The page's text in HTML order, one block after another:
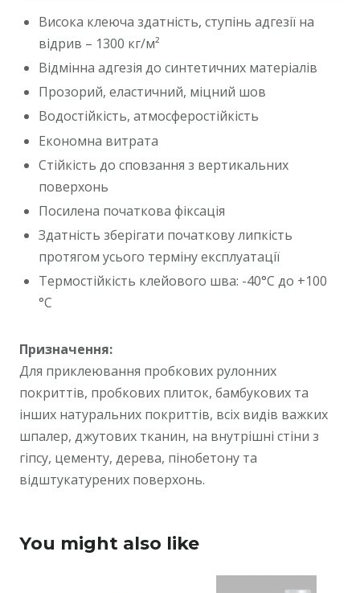
Висока клеюча здатність, ступінь адгезії на
відрив – 1300 кг/м²
Відмінна адгезія до синтетичних матеріалів
Прозорий, еластичний, міцний шов
Водостійкість, атмосферостійкість
Економна витрата
Стійкість до сповзання з вертикальних
поверхонь
Посилена початкова фіксація
Здатність зберігати початкову липкість
протягом усього терміну експлуатації
Термостійкість клейового шва: -40°С до +100
°С
Призначення:
Для приклеювання пробкових рулонних
покриттів, пробкових плиток, бамбукових та
інших натуральних покриттів, всіх видів важких
шпалер, джутових тканин, на внутрішні стіни з
гіпсу, цементу, дерева, пінобетону та
відштукатурених поверхонь.
You might also like